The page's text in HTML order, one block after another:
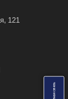
ь
121